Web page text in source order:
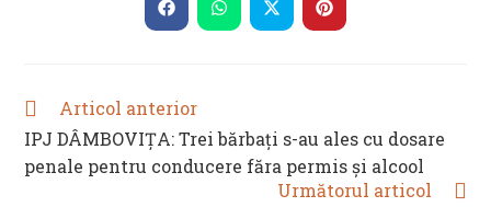
CONTENT
Opens
in
Opens
in
Opens
in
Opens
in
READ
ARTICLES
Articol anterior
IPJ DÂMBOVIȚA: Trei bărbați s-au ales cu dosare
penale pentru conducere făra permis și alcool
Următorul articol